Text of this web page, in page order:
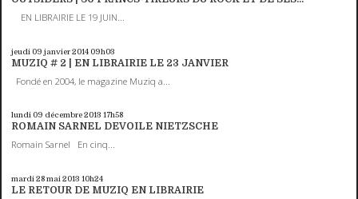
EN LIBRAIRIE LE 19 JUIN...
jeudi 09 janvier 2014 09h03
MUZIQ # 2 | EN LIBRAIRIE LE 23 JANVIER
Fondé en 2004, le magazine Muziq a...
lundi 09 décembre 2013 17h58
ROMAIN SARNEL DEVOILE NIETZSCHE
Romain Sarnel En cinq...
mardi 28mai 2013 10h24
LE RETOUR DE MUZIQ EN LIBRAIRIE